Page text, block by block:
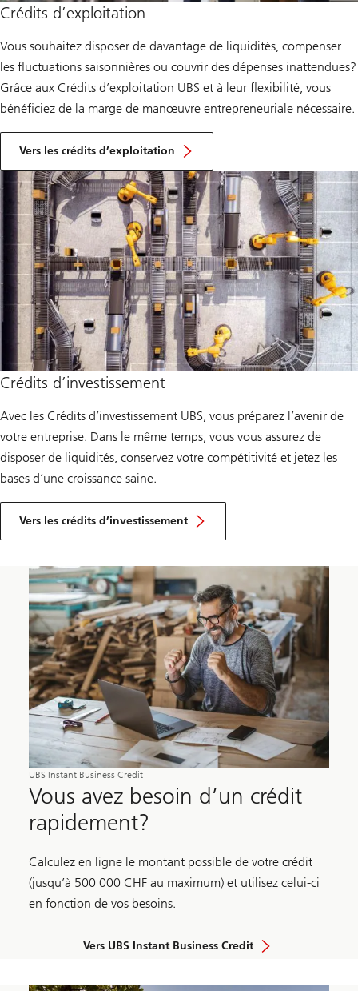
Crédits d’exploitation
Vous souhaitez disposer de davantage de liquidités, compenser
les fluctuations saisonnières ou couvrir des dépenses inattendues?
Grâce aux Crédits d’exploitation UBS et à leur flexibilité, vous
bénéficiez de la marge de manœuvre entrepreneuriale nécessaire.
Vers les crédits d’exploitation
Crédits d’investissement
Avec les Crédits d’investissement UBS, vous préparez l’avenir de
votre entreprise. Dans le même temps, vous vous assurez de
disposer de liquidités, conservez votre compétitivité et jetez les
bases d’une croissance saine.
Vers les crédits d’investissement
UBS Instant Business Credit
Vous avez besoin d’un crédit
rapidement?
Calculez en ligne le montant possible de votre crédit
(jusqu’à 500 000 CHF au maximum) et utilisez celui-ci
en fonction de vos besoins.
Vers UBS Instant Business Credit